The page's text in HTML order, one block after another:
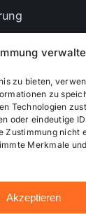
zu bieten,
zu
Technologien
oder eindeutige
Zustimmung nicht
Merkmale
Akzeptieren
...online